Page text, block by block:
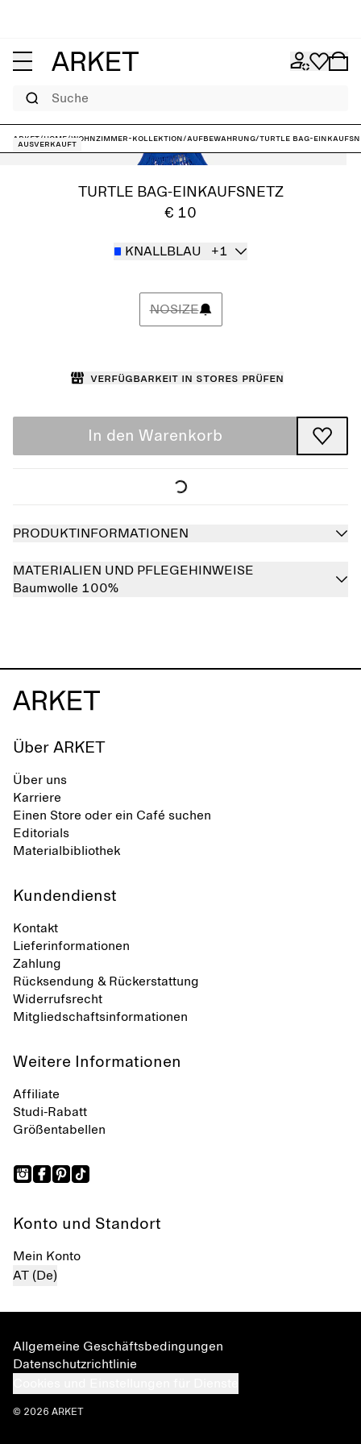
Suche
ARKET/Home/Wohnzimmer-Kollektion/Aufbewahrung/Turtle Bag-
Ausverkauft
TURTLE BAG-EINKAUFSNETZ
€ 10
KNALLBLAU +1
NOSIZE
Verfügbarkeit in Stores prüfen
In den Warenkorb
PRODUKTINFORMATIONEN
MATERIALIEN UND PFLEGEHINWEISE
Baumwolle 100%
Über ARKET
Über uns
Karriere
Einen Store oder ein Café suchen
Editorials
Materialbibliothek
Kundendienst
Kontakt
Lieferinformationen
Zahlung
Rücksendung & Rückerstattung
Widerrufsrecht
Mitgliedschaftsinformationen
Weitere Informationen
Affiliate
Studi-Rabatt
Größentabellen
Konto und Standort
Mein Konto
AT (De)
Allgemeine Geschäftsbedingungen
Datenschutzrichtlinie
© 2026 ARKET